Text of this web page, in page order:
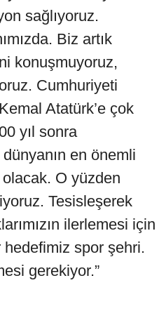
sağlıyoruz.
Biz artık
konuşmuyoruz,
Cumhuriyeti
Atatürk’e çok
yıl sonra
en önemli
O yüzden
Tesisleşerek
ilerlemesi için
hedefimiz spor şehri.
gerekiyor.”